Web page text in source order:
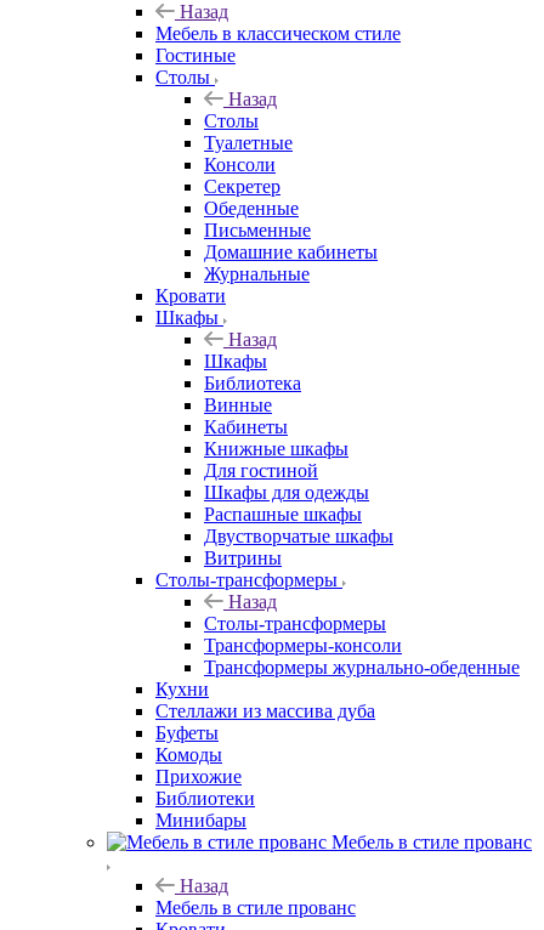
Назад
Мебель в классическом стиле
Гостиные
Столы
Назад
Столы
Туалетные
Консоли
Секретер
Обеденные
Письменные
Домашние кабинеты
Журнальные
Кровати
Шкафы
Назад
Шкафы
Библиотека
Винные
Кабинеты
Книжные шкафы
Для гостиной
Шкафы для одежды
Распашные шкафы
Двустворчатые шкафы
Витрины
Столы-трансформеры
Назад
Столы-трансформеры
Трансформеры-консоли
Трансформеры журнально-обеденные
Кухни
Стеллажи из массива дуба
Буфеты
Комоды
Прихожие
Библиотеки
Минибары
Мебель в стиле прованс
Назад
Мебель в стиле прованс